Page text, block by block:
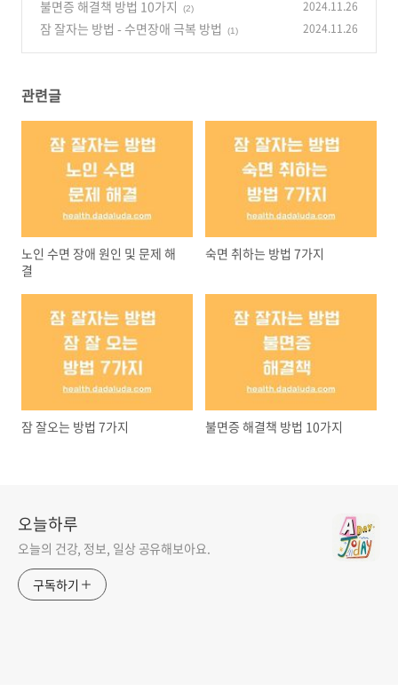
불면증 해결책 방법 10가지 (2) 2024.11.26
잠 잘자는 방법 - 수면장애 극복 방법 (1) 2024.11.26
관련글
노인 수면 장애 원인 및 문제 해
결
숙면 취하는 방법 7가지
잠 잘오는 방법 7가지 불면증 해결책 방법 10가지
오늘하루
오늘의 건강, 정보, 일상 공유해보아요.
구독하기